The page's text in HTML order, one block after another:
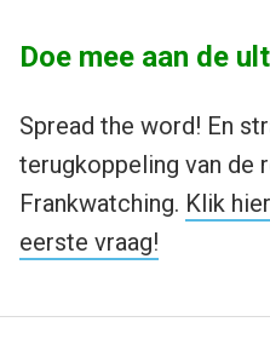
Doe mee aan de
Spread the word! En
terugkoppeling van de
Frankwatching. Klik
eerste vraag!